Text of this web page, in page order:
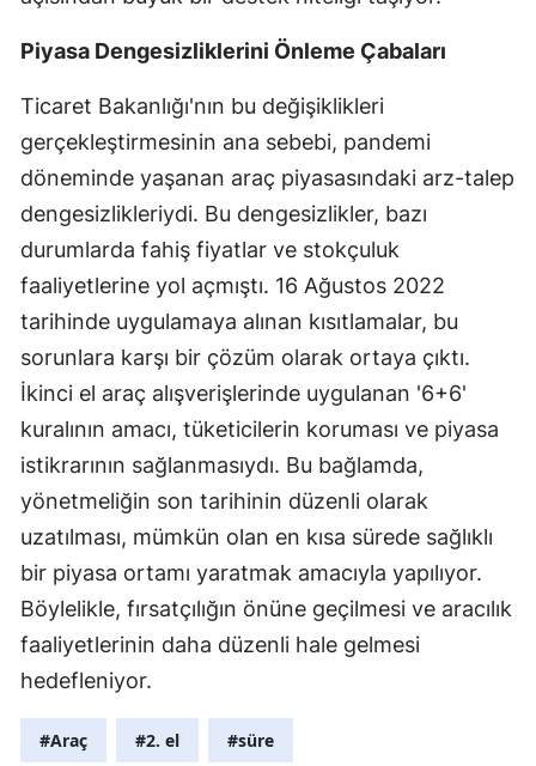
Samsun
Sinop
Sivas
Tekirdağ
Tokat
Trabzon
Tunceli
Şanlıurfa
Uşak
Van
Yozgat
Piyasa Dengesizliklerini Önleme Çabaları
Ticaret Bakanlığı'nın bu değişiklikleri
gerçekleştirmesinin ana sebebi, pandemi
döneminde yaşanan araç piyasasındaki arz-talep
dengesizlikleriydi. Bu dengesizlikler, bazı
durumlarda fahiş fiyatlar ve stokçuluk
faaliyetlerine yol açmıştı. 16 Ağustos 2022
tarihinde uygulamaya alınan kısıtlamalar, bu
sorunlara karşı bir çözüm olarak ortaya çıktı.
İkinci el araç alışverişlerinde uygulanan '6+6'
kuralının amacı, tüketicilerin koruması ve piyasa
istikrarının sağlanmasıydı. Bu bağlamda,
yönetmeliğin son tarihinin düzenli olarak
uzatılması, mümkün olan en kısa sürede sağlıklı
bir piyasa ortamı yaratmak amacıyla yapılıyor.
Böylelikle, fırsatçılığın önüne geçilmesi ve aracılık
faaliyetlerinin daha düzenli hale gelmesi
hedefleniyor.
#Araç #2. el #süre